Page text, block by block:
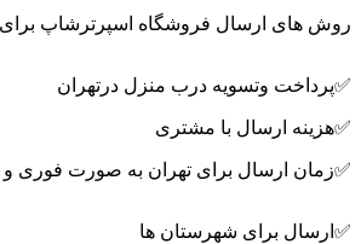
روش های ارسال فروشگاه اسپرترشاپ برای
✅پرداخت وتسویه درب منزل درتهران
✅هزینه ارسال با مشتری
✅زمان ارسال برای تهران به صورت فوری
✅ارسال برای شهرستان ها